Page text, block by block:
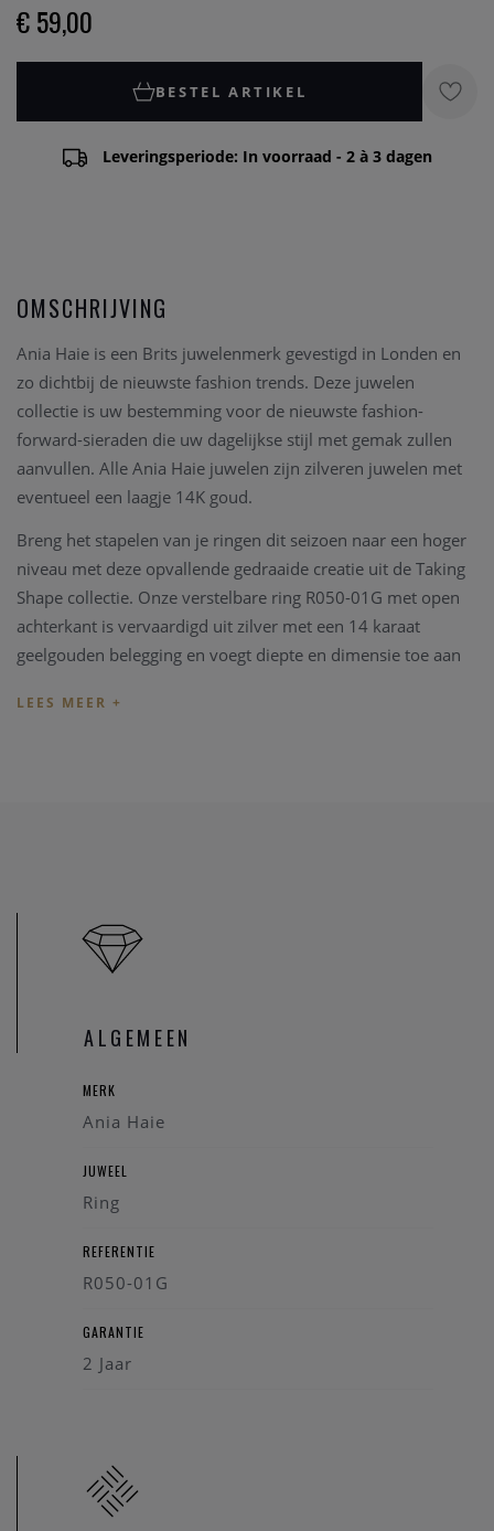
€ 59,00
BESTEL ARTIKEL
Leveringsperiode: In voorraad - 2 à 3 dagen
OMSCHRIJVING
Ania Haie is een Brits juwelenmerk gevestigd in Londen en
zo dichtbij de nieuwste fashion trends. Deze juwelen
collectie is uw bestemming voor de nieuwste fashion-
forward-sieraden die uw dagelijkse stijl met gemak zullen
aanvullen. Alle Ania Haie juwelen zijn zilveren juwelen met
eventueel een laagje 14K goud.
Breng het stapelen van je ringen dit seizoen naar een hoger
niveau met deze opvallende gedraaide creatie uit de Taking
Shape collectie. Onze verstelbare ring R050-01G met open
achterkant is vervaardigd uit zilver met een 14 karaat
geelgouden belegging en voegt diepte en dimensie toe aan
naast je favoriete zegelring.
en smaak.
Heeft u verder vragen kan u steeds
ALGEMEEN
MERK
Ania Haie
JUWEEL
Ring
REFERENTIE
R050-01G
GARANTIE
2 Jaar